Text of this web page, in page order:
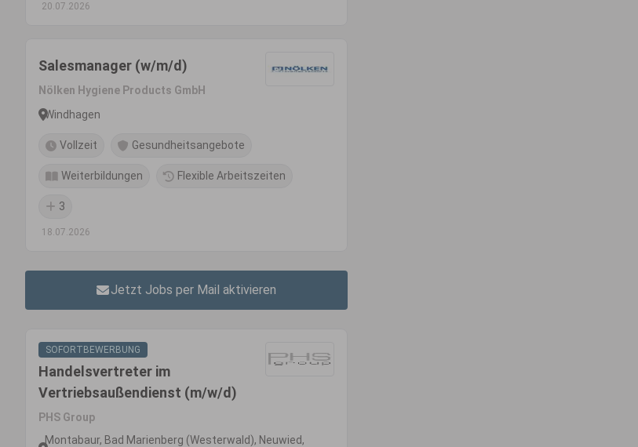
20.07.2026
Salesmanager (w/m/d)
Nölken Hygiene Products GmbH
Windhagen
Vollzeit Gesundheitsangebote
Weiterbildungen Flexible Arbeitszeiten
3
18.07.2026
Jetzt Jobs per Mail aktivieren
SOFORTBEWERBUNG
Handelsvertreter im
Vertriebsaußendienst (m/w/d)
PHS Group
Montabaur, Bad Marienberg (Westerwald), Neuwied,